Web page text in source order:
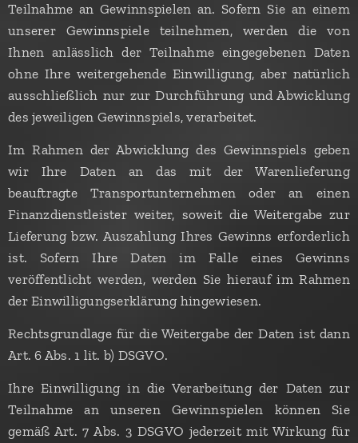
Teilnahme an Gewinnspielen an. Sofern Sie an einem
unserer Gewinnspiele teilnehmen, werden die von
Ihnen anlässlich der Teilnahme eingegebenen Daten
ohne Ihre weitergehende Einwilligung, aber natürlich
ausschließlich nur zur Durchführung und Abwicklung
des jeweiligen Gewinnspiels, verarbeitet.
Im Rahmen der Abwicklung des Gewinnspiels geben
wir Ihre Daten an das mit der Warenlieferung
beauftragte Transportunternehmen oder an einen
Finanzdienstleister weiter, soweit die Weitergabe zur
Lieferung bzw. Auszahlung Ihres Gewinns erforderlich
ist. Sofern Ihre Daten im Falle eines Gewinns
veröffentlicht werden, werden Sie hierauf im Rahmen
der Einwilligungserklärung hingewiesen.
Rechtsgrundlage für die Weitergabe der Daten ist dann
Art. 6 Abs. 1 lit. b) DSGVO.
Ihre Einwilligung in die Verarbeitung der Daten zur
Teilnahme an unseren Gewinnspielen können Sie
gemäß Art. 7 Abs. 3 DSGVO jederzeit mit Wirkung für